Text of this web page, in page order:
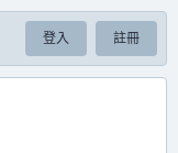
登入 註冊